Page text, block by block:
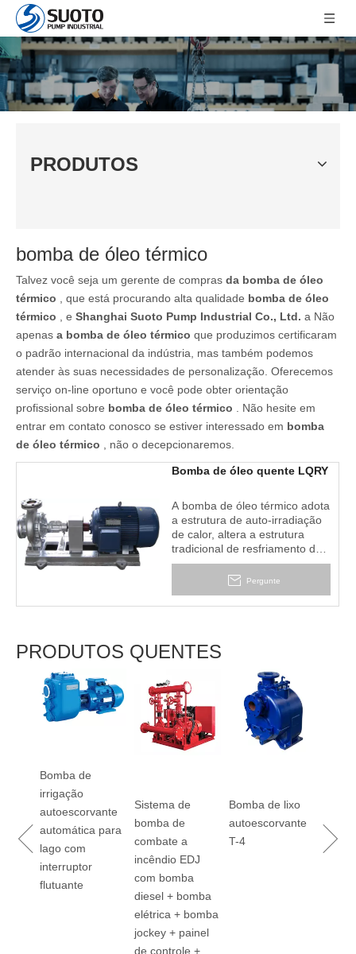
PRODUTOS
bomba de óleo térmico
Talvez você seja um gerente de compras da bomba de óleo
térmico
, que está procurando alta qualidade bomba de óleo
térmico
, e Shanghai Suoto Pump Industrial Co., Ltd. a Não
apenas a bomba de óleo térmico que produzimos certificaram
o padrão internacional da indústria, mas também podemos
atender às suas necessidades de personalização. Oferecemos
serviço on-line oportuno e você pode obter orientação
profissional sobre bomba de óleo térmico
. Não hesite em
entrar em contato conosco se estiver interessado em bomba
de óleo térmico
, não o decepcionaremos.
Bomba de óleo quente LQRY
A bomba de óleo térmico adota
a estrutura de auto-irradiação
de calor, altera a estrutura
tradicional de resfriamento de
água, torna-a mais simples,
pequeno volume, custo de
desempenho, operação
nosso país digerindo e
absorvendo tecnologia
Pergunte
PRODUTOS QUENTES
Bomba de
irrigação
autoescorvante
automática para
lago com
interruptor
flutuante
Sistema de
bomba de
combate a
incêndio EDJ
com bomba
diesel + bomba
elétrica + bomba
jockey + painel
de controle +
Bomba de lixo
autoescorvante
T-4